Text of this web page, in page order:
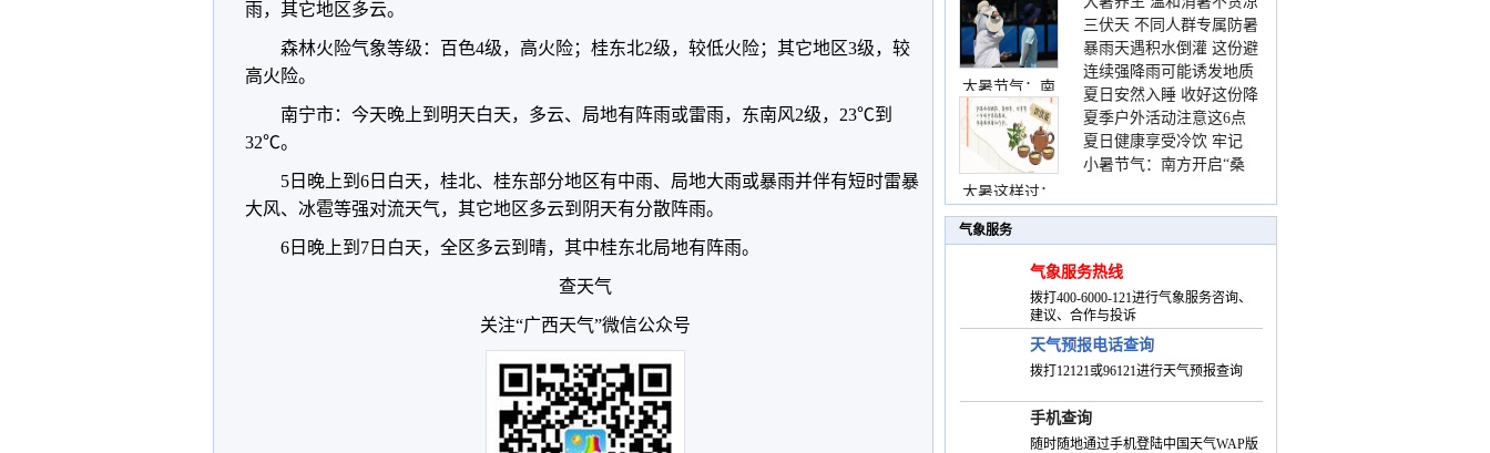
雨，其它地区多云。
森林火险气象等级：百色4级，高火险；桂东北2级，较低火险；其它地区3级，较
高火险。
南宁市：今天晚上到明天白天，多云、局地有阵雨或雷雨，东南风2级，23℃到
32℃。
5日晚上到6日白天，桂北、桂东部分地区有中雨、局地大雨或暴雨并伴有短时雷暴
大风、冰雹等强对流天气，其它地区多云到阴天有分散阵雨。
6日晚上到7日白天，全区多云到晴，其中桂东北局地有阵雨。
查天气
关注“广西天气”微信公众号
大暑节气：南
大暑这样过：
三伏天 不同人群专属防暑
要点请收好
暴雨天遇积水倒灌 这份避
险提示请收好
连续强降雨可能诱发地质
灾害 这些前兆要知道
夏日安然入睡 收好这份降
温小贴士
夏季户外活动注意这6点
防暑健身两不误
夏日健康享受冷饮 牢记
“两注意一控制”
小暑节气：南方开启“桑
季
气象服务
气象服务热线
拨打400-6000-121进行气象服务咨询、
建议、合作与投诉
天气预报电话查询
拨打12121或96121进行天气预报查询
手机查询
随时随地通过手机登陆中国天气WAP版